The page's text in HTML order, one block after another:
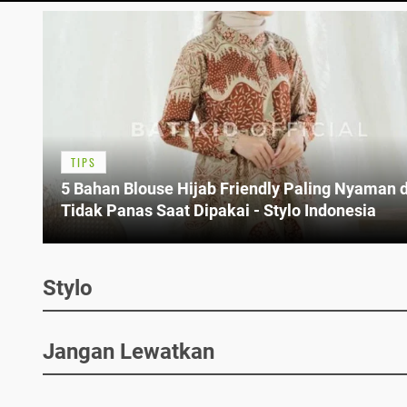
TIPS
5 Bahan Blouse Hijab Friendly Paling Nyaman
Tidak Panas Saat Dipakai - Stylo Indonesia
Stylo
Jangan Lewatkan